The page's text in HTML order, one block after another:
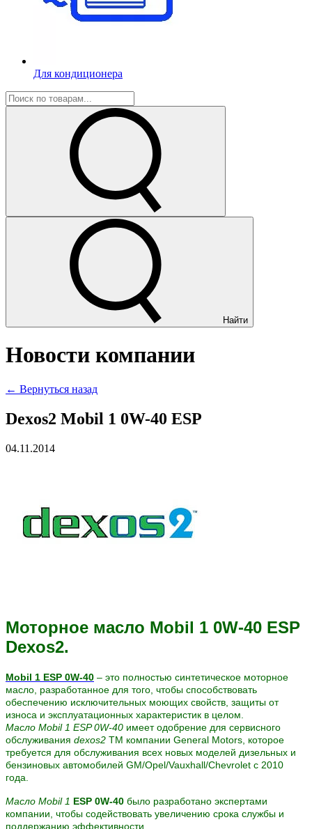
Для кондиционера
Найти
Новости компании
← Вернуться назад
Dexos2 Mobil 1 0W-40 ESP
04.11.2014
Моторное масло Mobil 1 0W-40 ESP
Dexos2.
Mobil 1 ESP 0W-40 – это полностью синтетическое моторное
масло, разработанное для того, чтобы способствовать
обеспечению исключительных моющих свойств, защиты от
износа и эксплуатационных характеристик в целом.
Масло Mobil 1 ESP 0W-40 имеет одобрение для сервисного
обслуживания dexos2 TM компании General Motors, которое
требуется для обслуживания всех новых моделей дизельных и
бензиновых автомобилей GM/Opel/Vauxhall/Chevrolet с 2010
года.
Масло Mobil 1 ESP 0W-40 было разработано экспертами
компании, чтобы содействовать увеличению срока службы и
поддержанию эффективности